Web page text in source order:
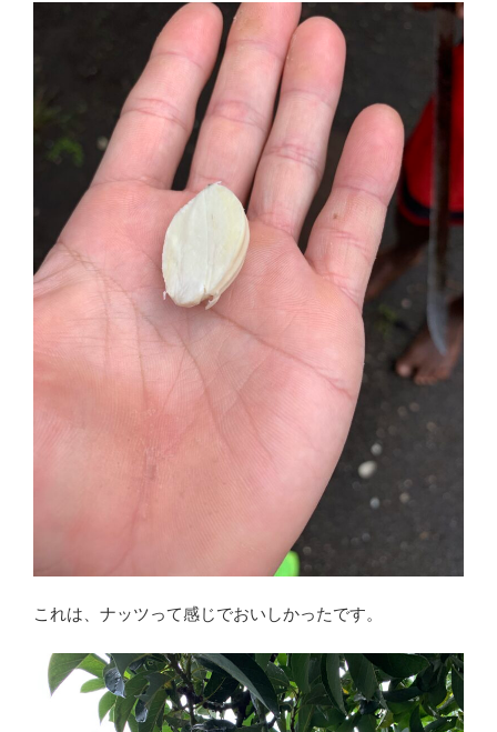
これは、ナッツって感じでおいしかったです。